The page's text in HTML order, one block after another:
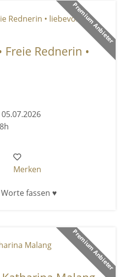
Premium Anbieter
Rednerin •
Merken
fassen ♥
Premium Anbieter